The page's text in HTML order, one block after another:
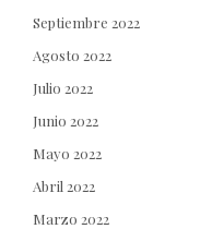
Septiembre 2022
Agosto 2022
Julio 2022
Junio 2022
Mayo 2022
Abril 2022
Marzo 2022